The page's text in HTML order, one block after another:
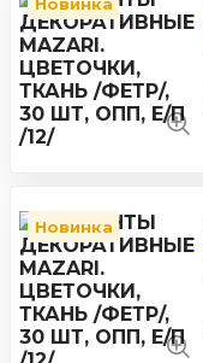
Новинка